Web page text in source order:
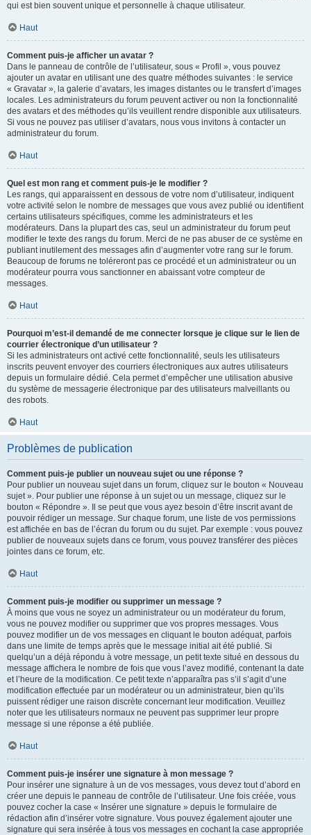
qui est bien souvent unique et personnelle à chaque utilisateur.
Haut
Comment puis-je afficher un avatar ?
Dans le panneau de contrôle de l’utilisateur, sous « Profil », vous pouvez
ajouter un avatar en utilisant une des quatre méthodes suivantes : le service
« Gravatar », la galerie d’avatars, les images distantes ou le transfert d’images
locales. Les administrateurs du forum peuvent activer ou non la fonctionnalité
des avatars et des méthodes qu’ils veuillent rendre disponible aux utilisateurs.
Si vous ne pouvez pas utiliser d’avatars, nous vous invitons à contacter un
administrateur du forum.
Haut
Quel est mon rang et comment puis-je le modifier ?
Les rangs, qui apparaissent en dessous de votre nom d’utilisateur, indiquent
votre activité selon le nombre de messages que vous avez publié ou identifient
certains utilisateurs spécifiques, comme les administrateurs et les
modérateurs. Dans la plupart des cas, seul un administrateur du forum peut
modifier le texte des rangs du forum. Merci de ne pas abuser de ce système en
publiant inutilement des messages afin d’augmenter votre rang sur le forum.
Beaucoup de forums ne toléreront pas ce procédé et un administrateur ou un
modérateur pourra vous sanctionner en abaissant votre compteur de
messages.
Haut
Pourquoi m’est-il demandé de me connecter lorsque je clique sur le lien de
courrier électronique d’un utilisateur ?
Si les administrateurs ont activé cette fonctionnalité, seuls les utilisateurs
inscrits peuvent envoyer des courriers électroniques aux autres utilisateurs
depuis un formulaire dédié. Cela permet d’empêcher une utilisation abusive
du système de messagerie électronique par des utilisateurs malveillants ou
des robots.
Haut
Problèmes de publication
Comment puis-je publier un nouveau sujet ou une réponse ?
Pour publier un nouveau sujet dans un forum, cliquez sur le bouton « Nouveau
sujet ». Pour publier une réponse à un sujet ou un message, cliquez sur le
bouton « Répondre ». Il se peut que vous ayez besoin d’être inscrit avant de
pouvoir rédiger un message. Sur chaque forum, une liste de vos permissions
est affichée en bas de l’écran du forum ou du sujet. Par exemple : vous pouvez
publier de nouveaux sujets dans ce forum, vous pouvez transférer des pièces
jointes dans ce forum, etc.
Haut
Comment puis-je modifier ou supprimer un message ?
À moins que vous ne soyez un administrateur ou un modérateur du forum,
vous ne pouvez modifier ou supprimer que vos propres messages. Vous
pouvez modifier un de vos messages en cliquant le bouton adéquat, parfois
dans une limite de temps après que le message initial ait été publié. Si
quelqu’un a déjà répondu à votre message, un petit texte situé en dessous du
message affichera le nombre de fois que vous l’avez modifié, contenant la date
et l’heure de la modification. Ce petit texte n’apparaîtra pas s’il s’agit d’une
modification effectuée par un modérateur ou un administrateur, bien qu’ils
puissent rédiger une raison discrète concernant leur modification. Veuillez
noter que les utilisateurs normaux ne peuvent pas supprimer leur propre
message si une réponse a été publiée.
Haut
Comment puis-je insérer une signature à mon message ?
Pour insérer une signature à un de vos messages, vous devez tout d’abord en
créer une depuis le panneau de contrôle de l’utilisateur. Une fois créée, vous
pouvez cocher la case « Insérer une signature » depuis le formulaire de
rédaction afin d’insérer votre signature. Vous pouvez également ajouter une
signature qui sera insérée à tous vos messages en cochant la case appropriée